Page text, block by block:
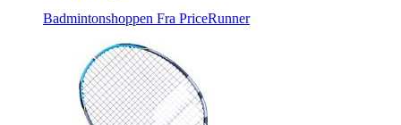
Badmintonshoppen Fra PriceRunner